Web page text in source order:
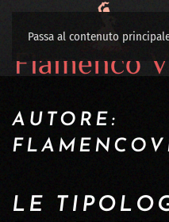
Passa al contenuto
AUTORE:
LE